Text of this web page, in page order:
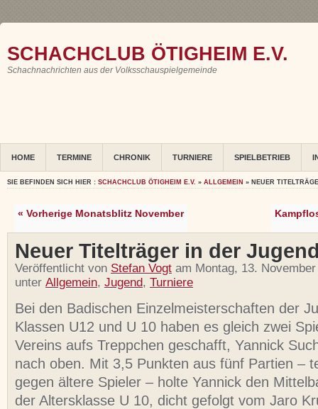
SCHACHCLUB ÖTIGHEIM E.V.
Schachnachrichten aus der Volksschauspielgemeinde
HOME TERMINE CHRONIK TURNIERE SPIELBETRIEB
SIE BEFINDEN SICH HIER : SCHACHCLUB ÖTIGHEIM E.V. » ALLGEMEIN » NEUER
« Vorherige Monatsblitz November
Neuer Titelträger in der
Veröffentlicht von Stefan Vogt am Montag, 13.
unter Allgemein, Jugend, Turniere
Bei den Badischen Einzelmeisterschaften der
Klassen U12 und U 10 haben es gleich zwei
Vereins aufs Treppchen geschafft, Yannick
nach oben. Mit 3,5 Punkten aus fünf Partien –
gegen ältere Spieler – holte Yannick den
der Altersklasse U 10, dicht gefolgt vom Jaro